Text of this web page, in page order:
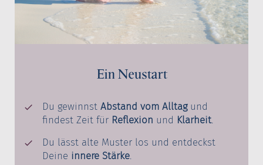
Ein Neustart
Du gewinnst Abstand vom Alltagund
findest Zeit für Reflexion und Klarheit.
Du lässt alte Muster los und entdeckst
Deine innere Stärke.